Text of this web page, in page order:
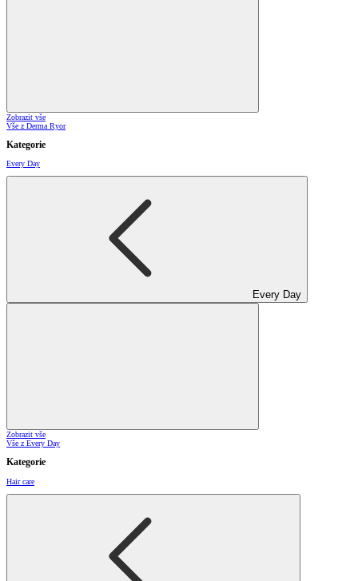
Zobrazit vše
Vše z Derma Ryor
Kategorie
Every Day
Every Day
Zobrazit vše
Vše z Every Day
Kategorie
Hair care